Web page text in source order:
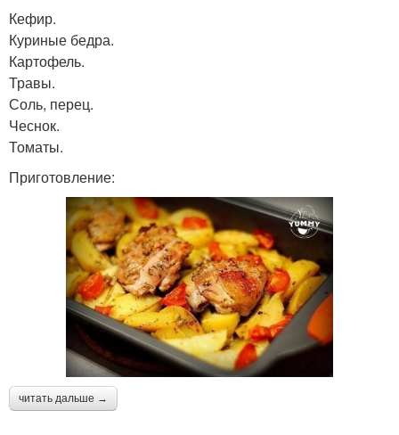
Кефир.
Куриные бедра.
Картофель.
Травы.
Соль, перец.
Чеснок.
Томаты.
Приготовление:
читать дальше →